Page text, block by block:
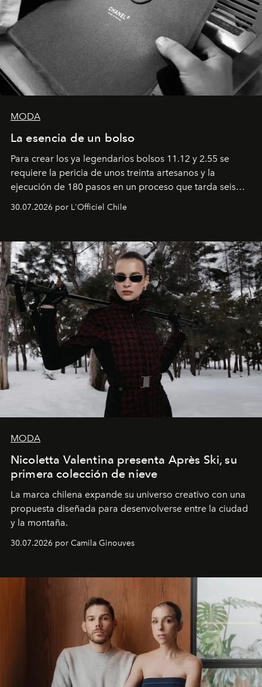
MODA
La esencia de un bolso
Para crear los ya legendarios bolsos 11.12 y 2.55 se
requiere la pericia de unos treinta artesanos y la
ejecución de 180 pasos en un proceso que tarda seis
semanas. Los expertos ponen en práctica una técnica
que se enseña solamente en la escuela de formación de
30.07.2026 por L'Officiel Chile
MODA
Nicoletta Valentina presenta Après Ski, su
primera colección de nieve
La marca chilena expande su universo creativo con una
propuesta diseñada para desenvolverse entre la ciudad
y la montaña.
30.07.2026 por Camila Ginouves